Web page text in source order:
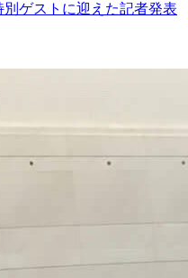
ゲストに迎えた記者発表